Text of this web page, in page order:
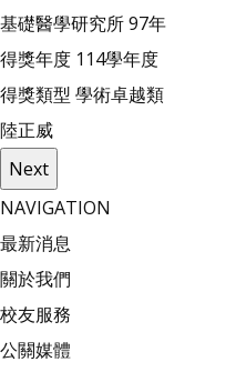
基礎醫學研究所97年
得獎年度 114學年度
得獎類型 學術卓越類
陸正威
Next
NAVIGATION
最新消息
關於我們
校友服務
公關媒體